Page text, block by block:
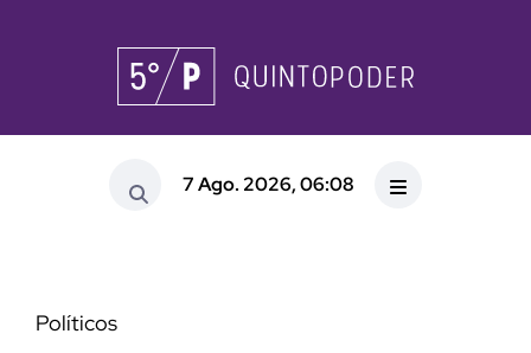
7 Ago. 2026, 06:08
Políticos